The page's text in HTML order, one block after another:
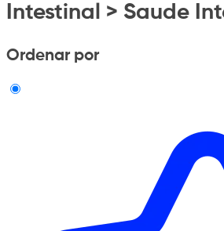
Intestinal > Saude
Ordenar por